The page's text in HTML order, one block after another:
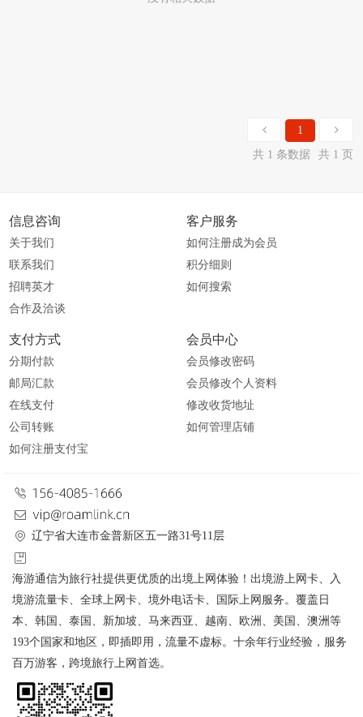
1
共 1 条数据
共 1 页
信息咨询
关于我们
联系我们
招聘英才
合作及洽谈
客户服务
如何注册成为会员
积分细则
如何搜索
支付方式
分期付款
邮局汇款
在线支付
公司转账
如何注册支付宝
会员中心
会员修改密码
会员修改个人资料
修改收货地址
如何管理店铺
辽宁省大连市金普新区五一路31号11层
海游通信为旅行社提供更优质的出境上网体验！出境游上网卡、入
境游流量卡、全球上网卡、境外电话卡、国际上网服务。覆盖日
本、韩国、泰国、新加坡、马来西亚、越南、欧洲、美国、澳洲等
193个国家和地区，即插即用，流量不虚标。十余年行业经验，服务
百万游客，跨境旅行上网首选。